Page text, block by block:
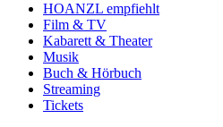
HOANZL empfiehlt
Film & TV
Kabarett & Theater
Musik
Buch & Hörbuch
Streaming
Tickets